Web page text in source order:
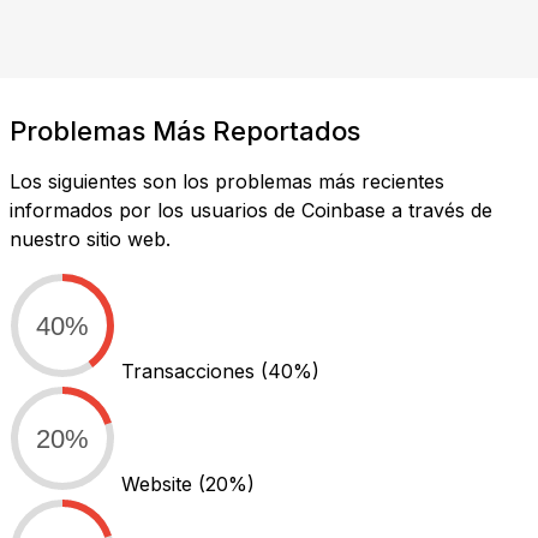
Problemas Más Reportados
Los siguientes son los problemas más recientes
informados por los usuarios de Coinbase a través de
nuestro sitio web.
40%
Transacciones (40%)
20%
Website (20%)